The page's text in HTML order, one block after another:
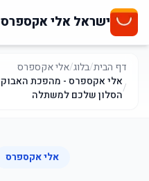
ישראל אלי אקספרס
דף הבית/בלוג/אלי אקספרס
/הסלון שלכם למשתלה
אלי אקספרס